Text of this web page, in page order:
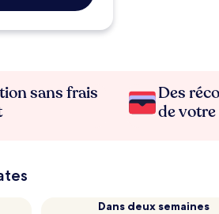
sans frais
Des
de
Dans deux semaines